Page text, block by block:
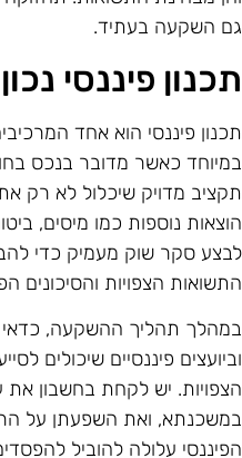
השקעה בעתיד.
פיננסי נכון
פיננסי הוא אחד
כאשר מדובר בנכס
מדויק שיכלול לא רק
נוספות כמו מיסים,
סקר שוק מעמיק כדי
הצפויות והסיכונים
תהליך ההשקעה, כדאי
פיננסיים שיכולים
יש לקחת בחשבון את
ואת השפעתן על
עלולה להוביל